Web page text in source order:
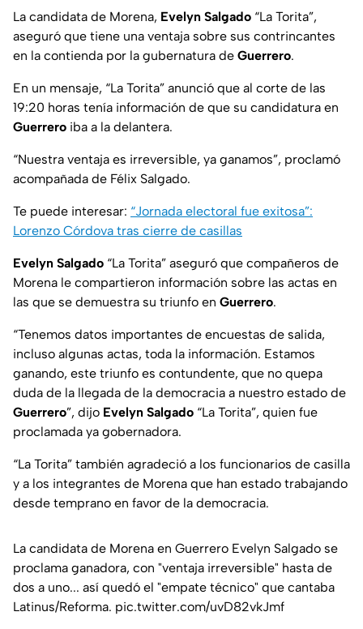
La candidata de Morena, Evelyn Salgado “La Torita”,
aseguró que tiene una ventaja sobre sus contrincantes
en la contienda por la gubernatura de Guerrero.
En un mensaje, “La Torita” anunció que al corte de las
19:20 horas tenía información de que su candidatura en
Guerrero iba a la delantera.
“Nuestra ventaja es irreversible, ya ganamos”, proclamó
acompañada de Félix Salgado.
Te puede interesar: “Jornada electoral fue exitosa”:
Lorenzo Córdova tras cierre de casillas
Evelyn Salgado “La Torita” aseguró que compañeros de
Morena le compartieron información sobre las actas en
las que se demuestra su triunfo en Guerrero.
“Tenemos datos importantes de encuestas de salida,
incluso algunas actas, toda la información. Estamos
ganando, este triunfo es contundente, que no quepa
duda de la llegada de la democracia a nuestro estado de
Guerrero”, dijo Evelyn Salgado “La Torita”, quien fue
proclamada ya gobernadora.
“La Torita” también agradeció a los funcionarios de casilla
y a los integrantes de Morena que han estado trabajando
desde temprano en favor de la democracia.
La candidata de Morena en Guerrero Evelyn Salgado se
proclama ganadora, con "ventaja irreversible" hasta de
dos a uno... así quedó el "empate técnico" que cantaba
Latinus/Reforma. pic.twitter.com/uvD82vkJmf